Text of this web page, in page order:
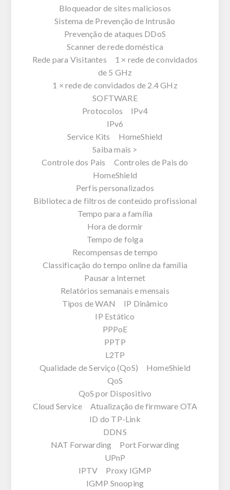
Bloqueador de sites maliciosos
Sistema de Prevenção de Intrusão
Prevenção de ataques DDoS
Scanner de rede doméstica
Rede para Visitantes 1 × rede de convidados
de 5 GHz
1 × rede de convidados de 2.4 GHz
SOFTWARE
Protocolos IPv4
IPv6
Service Kits HomeShield
Saiba mais >
Controle dos Pais Controles de Pais do
HomeShield
Perfis personalizados
Biblioteca de filtros de conteúdo profissional
Tempo para a família
Hora de dormir
Tempo de folga
Recompensas de tempo
Classificação do tempo online da família
Pausar a Internet
Relatórios semanais e mensais
Tipos de WAN IP Dinâmico
IP Estático
PPPoE
PPTP
L2TP
Qualidade de Serviço (QoS) HomeShield
QoS
QoS por Dispositivo
Cloud Service Atualização de firmware OTA
ID do TP-Link
DDNS
NAT Forwarding Port Forwarding
UPnP
IPTV Proxy IGMP
IGMP Snooping